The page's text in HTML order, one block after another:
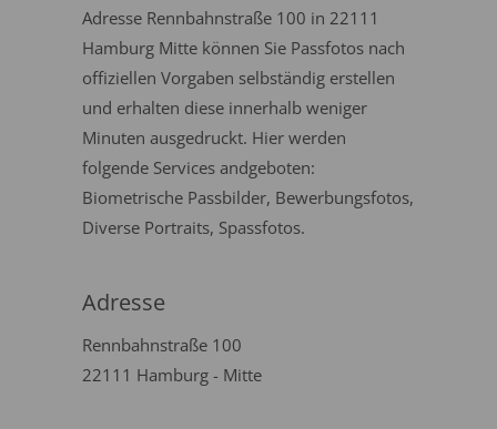
Adresse Rennbahnstraße 100 in 22111
Hamburg Mitte können Sie Passfotos nach
offiziellen Vorgaben selbständig erstellen
und erhalten diese innerhalb weniger
Minuten ausgedruckt. Hier werden
folgende Services andgeboten:
Biometrische Passbilder, Bewerbungsfotos,
Diverse Portraits, Spassfotos.
Adresse
Rennbahnstraße 100
22111 Hamburg - Mitte